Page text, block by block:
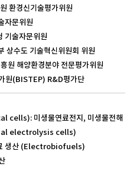
환경신기술평가위원
자문위원
기술자문위원
상수도 기술혁신위원회 위원
원 해양환경분야 전문평가위원
원(BISTEP) R&D평가단
미생물연료전지, 미생물전해
electrolysis cells)
료 생산 (Electrobiofuels)